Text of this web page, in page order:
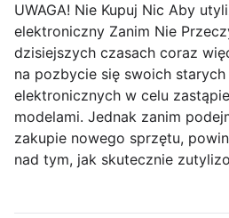
UWAGA! Nie Kupuj Nic Aby
elektroniczny Zanim Nie
dzisiejszych czasach coraz
na pozbycie się swoich
elektronicznych w celu
modelami. Jednak zanim
zakupie nowego sprzętu,
nad tym, jak skutecznie